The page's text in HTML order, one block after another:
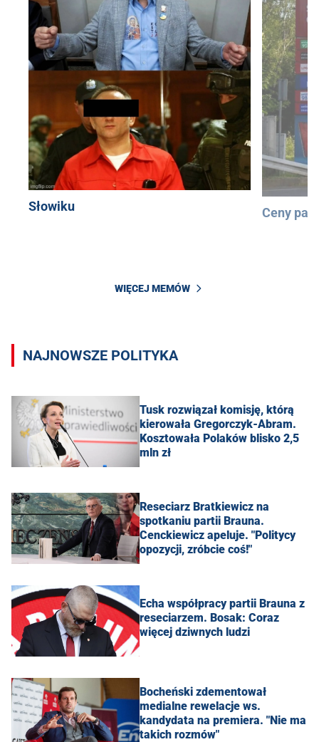
Słowiku Ceny
WIĘCEJ MEMÓW
NAJNOWSZE POLITYKA
Tusk rozwiązał komisję, którą
kierowała Gregorczyk-Abram.
Kosztowała Polaków blisko 2,5
mln zł
Reseciarz Bratkiewicz na
spotkaniu partii Brauna.
Cenckiewicz apeluje. "Politycy
opozycji, zróbcie coś!"
Echa współpracy partii Brauna z
reseciarzem. Bosak: Coraz
więcej dziwnych ludzi
Bocheński zdementował
medialne rewelacje ws.
kandydata na premiera. "Nie ma
takich rozmów"